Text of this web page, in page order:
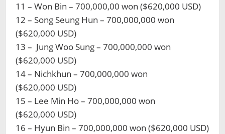
11 – Won Bin – 700,000,00 won ($620,000 USD)
12 – Song Seung Hun – 700,000,000 won
($620,000 USD)
13 – Jung Woo Sung – 700,000,000 won
($620,000 USD)
14 – Nichkhun – 700,000,000 won
($620,000 USD)
15 – Lee Min Ho – 700,000,000 won
($620,000 USD)
16 – Hyun Bin – 700,000,000 won ($620,000 USD)